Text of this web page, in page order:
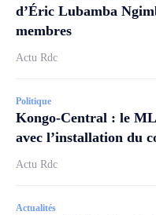
d’Éric Lubamba
membres
Actu Rdc
Politique
Kongo-Central : le
avec l’installation du
Actu Rdc
Actualités